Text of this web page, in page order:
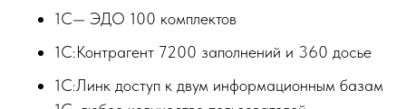
1С— ЭДО 100 комплектов
1С:Контрагент 7200 заполнений и 360 досье
1С:Линк доступ к двум информационным базам